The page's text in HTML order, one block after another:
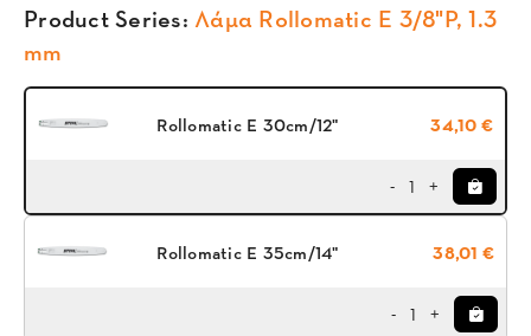
Product Series: Λάμα Rollomatic E 3/8"P, 1.3
mm
Rollomatic E 30cm/12" 34,10 €
- 1 +
Rollomatic E 35cm/14" 38,01 €
- 1 +